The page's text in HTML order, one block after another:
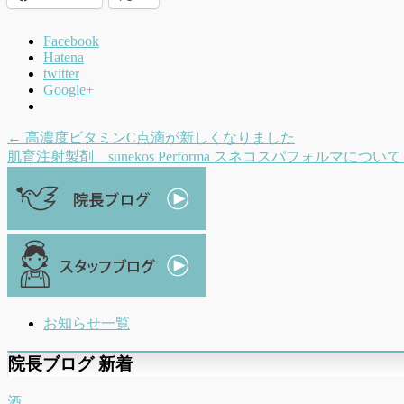
Facebook
Hatena
twitter
Google+
← 高濃度ビタミンC点滴が新しくなりました
肌育注射製剤 sunekos Performa スネコスパフォルマについて
お知らせ一覧
院長ブログ 新着